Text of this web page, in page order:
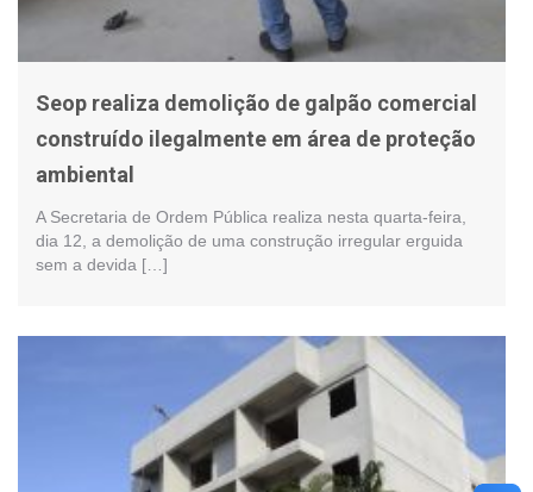
Seop realiza demolição de galpão comercial
construído ilegalmente em área de proteção
ambiental
A Secretaria de Ordem Pública realiza nesta quarta-feira,
dia 12, a demolição de uma construção irregular erguida
sem a devida […]